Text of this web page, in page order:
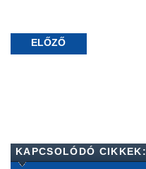
ELŐZŐ
KAPCSOLÓDÓ CIKKEK: